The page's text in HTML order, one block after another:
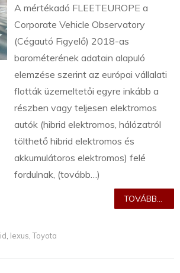
A mértékadó FLEETEUROPE a
Corporate Vehicle Observatory
(Cégautó Figyelő) 2018-as
barométerének adatain alapuló
elemzése szerint az európai vállalati
flották üzemeltetői egyre inkább a
részben vagy teljesen elektromos
autók (hibrid elektromos, hálózatról
tölthető hibrid elektromos és
akkumulátoros elektromos) felé
fordulnak, (tovább…)
TOVÁBB...
lexus ,Toyota